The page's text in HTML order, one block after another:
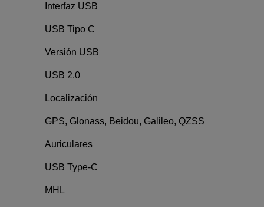
Interfaz USB
USB Tipo C
Versión USB
USB 2.0
Localización
GPS, Glonass, Beidou, Galileo, QZSS
Auriculares
USB Type-C
MHL